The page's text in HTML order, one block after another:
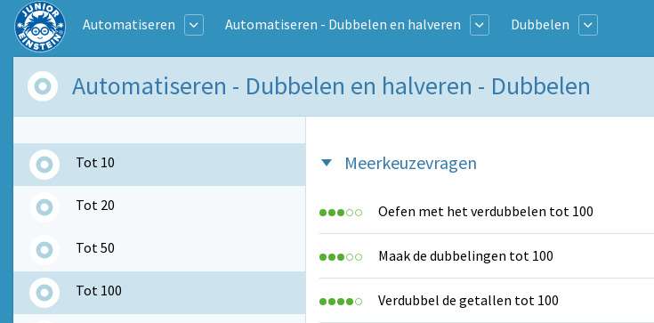
Automatiseren Automatiseren - Dubbelen en halveren Dubbelen
Automatiseren - Dubbelen en halveren - Dubbelen
Tot 10
Tot 20
Tot 50
Tot 100
Meerkeuzevragen
Oefen met het verdubbelen tot 100
Maak de dubbelingen tot 100
Verdubbel de getallen tot 100